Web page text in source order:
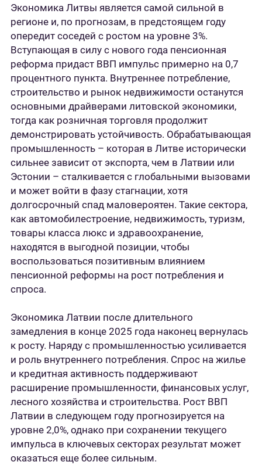
Экономика Литвы является самой сильной в
регионе и, по прогнозам, в предстоящем году
опередит соседей с ростом на уровне 3%.
Вступающая в силу с нового года пенсионная
реформа придаст ВВП импульс примерно на 0,7
процентного пункта. Внутреннее потребление,
строительство и рынок недвижимости останутся
основными драйверами литовской экономики,
тогда как розничная торговля продолжит
демонстрировать устойчивость. Обрабатывающая
промышленность – которая в Литве исторически
сильнее зависит от экспорта, чем в Латвии или
Эстонии – сталкивается с глобальными вызовами
и может войти в фазу стагнации, хотя
долгосрочный спад маловероятен. Такие сектора,
как автомобилестроение, недвижимость, туризм,
товары класса люкс и здравоохранение,
находятся в выгодной позиции, чтобы
воспользоваться позитивным влиянием
пенсионной реформы на рост потребления и
спроса.
Экономика Латвии после длительного
замедления в конце 2025 года наконец вернулась
к росту. Наряду с промышленностью усиливается
и роль внутреннего потребления. Спрос на жилье
и кредитная активность поддерживают
расширение промышленности, финансовых услуг,
лесного хозяйства и строительства. Рост ВВП
Латвии в следующем году прогнозируется на
уровне 2,0%, однако при сохранении текущего
импульса в ключевых секторах результат может
оказаться еще более сильным.